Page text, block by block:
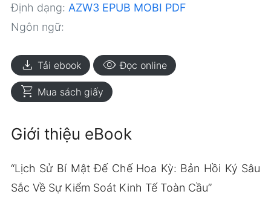
Định dạng: AZW3 EPUB MOBI PDF
Ngôn ngữ:
download Tải ebook visibility Đọc online
shopping_cart Mua sách giấy
Giới thiệu eBook
“Lịch Sử Bí Mật Đế Chế Hoa Kỳ: Bản Hồi Ký Sâu
Sắc Về Sự Kiểm Soát Kinh Tế Toàn Cầu”